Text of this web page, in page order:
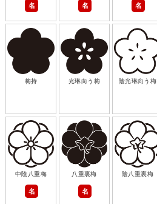
名 名 名
梅持 光琳向う梅 陰光琳向う梅
中陰八重梅
名
八重裏梅
名
陰八重裏梅